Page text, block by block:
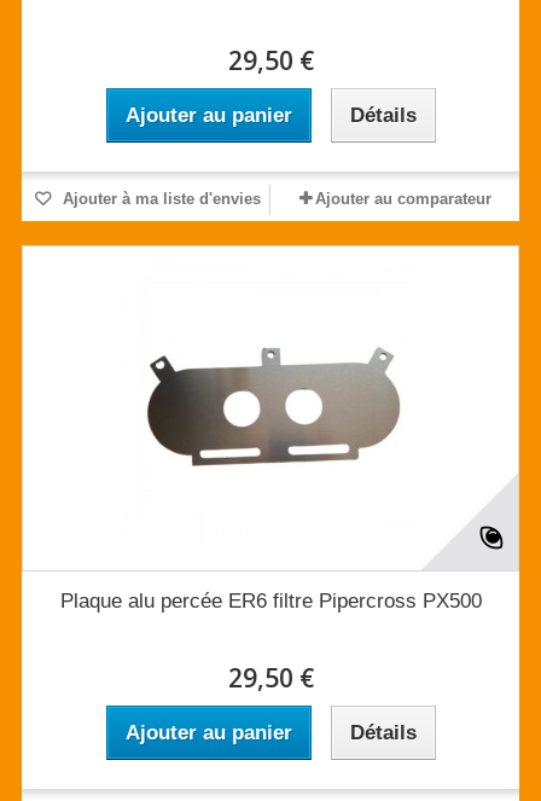
29,50 €
Ajouter au panier Détails
Ajouter à ma liste d'envies Ajouter au comparateur
Plaque alu percée ER6 filtre Pipercross PX500
29,50 €
Ajouter au panier Détails